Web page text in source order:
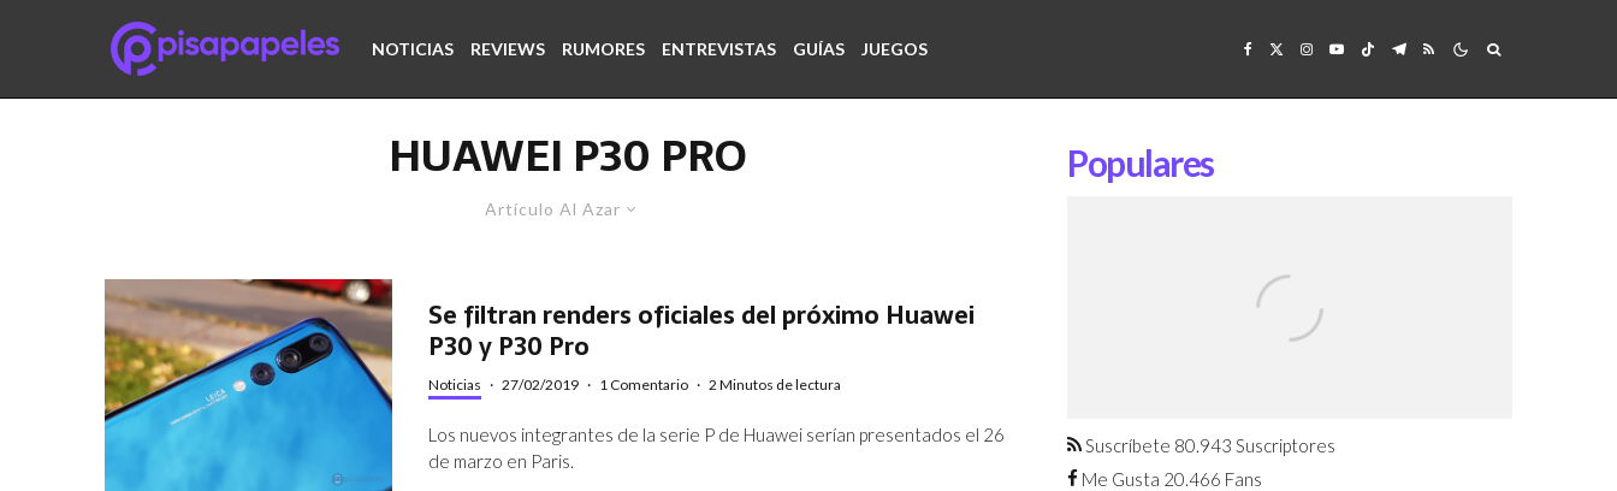
NOTICIAS REVIEWS RUMORES ENTREVISTAS GUÍAS JUEGOS
HUAWEI P30 PRO
Artículo Al Azar
Se filtran renders oficiales del próximo Huawei
P30 y P30 Pro
Noticias · 27/02/2019 · 1 Comentario · 2 Minutos de lectura
Los nuevos integrantes de la serie P de Huawei serían presentados el 26
de marzo en Paris.
Populares
agosto
Suscríbete 80.943 Suscriptores
Me Gusta 20.466 Fans